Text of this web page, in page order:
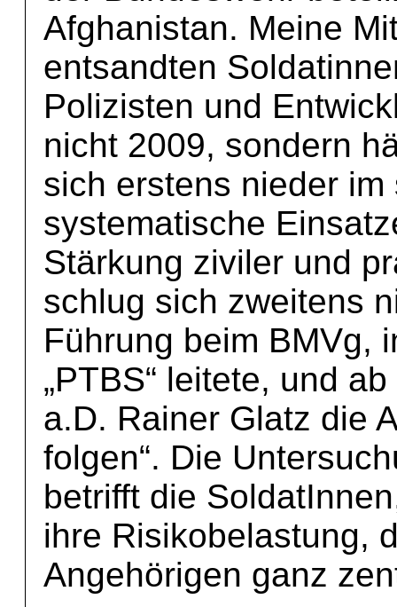
Afghanistan. Meine
entsandten
Polizisten und
nicht 2009, sondern
sich erstens nieder
systematische
Stärkung ziviler und
schlug sich zweitens
Führung beim BMVg,
„PTBS“ leitete, und
a.D. Rainer Glatz die
folgen“. Die
betrifft die
ihre Risikobelastung,
Angehörigen ganz